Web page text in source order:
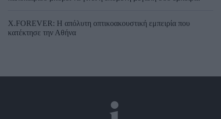
X.FOREVER: Η απόλυτη οπτικοακουστική εμπειρία που
κατέκτησε την Αθήνα